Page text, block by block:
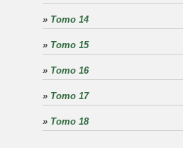
» Tomo 14
» Tomo 15
» Tomo 16
» Tomo 17
» Tomo 18